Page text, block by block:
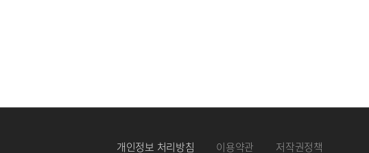
개인정보 처리방침 이용약관 저작권정책